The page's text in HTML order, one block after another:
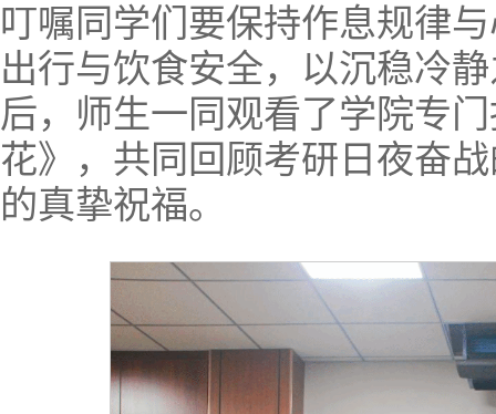
叮嘱同学们要保持作息规律
出行与饮食安全，以沉稳冷
后，师生一同观看了学院专
花》，共同回顾考研日夜奋
的真挚祝福。